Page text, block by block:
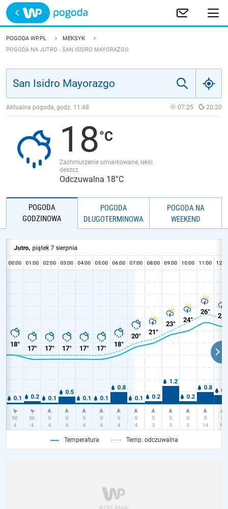
Trwa ładowanie
POLSKA
JAKOŚĆ POWIETRZA
POGODA WP.PL
MEKSYK
POGODA NA JUTRO - SAN ISIDRO MAYORAZGO
Aktualna pogoda, godz. 11:48 07:25 20:20
18
Zachmurzenie umiarkowane, lekki
deszcz
Odczuwalna 18°C
POGODA
GODZINOWA
POGODA
DŁUGOTERMINOWA
POGODA NA
WEEKEND
Temperatura Temp. odczuwalna